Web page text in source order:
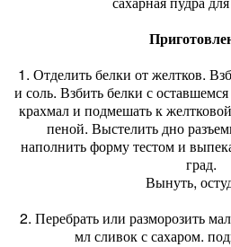
1. Отделить белки от желтков.
и соль. Взбить белки с
крахмал и подмешать к
пеной. Выстелить дно
наполнить форму тестом и
град.
Вынуть,
2. Перебрать или разморозить
мл сливок с сахаром.